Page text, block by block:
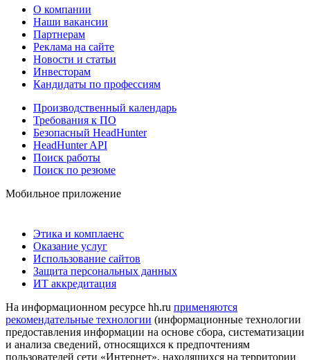
О компании
Наши вакансии
Партнерам
Реклама на сайте
Новости и статьи
Инвесторам
Кандидаты по профессиям
Производственный календарь
Требования к ПО
Безопасный HeadHunter
HeadHunter API
Поиск работы
Поиск по резюме
Мобильное приложение
Этика и комплаенс
Оказание услуг
Использование сайтов
Защита персональных данных
ИТ аккредитация
На информационном ресурсе hh.ru применяются
рекомендательные технологии (информационные технологии
предоставления информации на основе сбора, систематизации
и анализа сведений, относящихся к предпочтениям
пользователей сети «Интернет», находящихся на территории